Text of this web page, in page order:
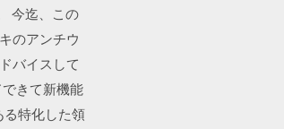
今迄、この
のアンチウ
バイスして
きて新機能
る特化した領